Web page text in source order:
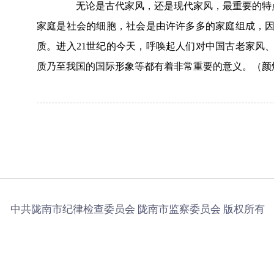
无论是古代家风，还是现代家风，最重要的特
家庭是社会的细胞，社会是由许许多多的家庭组成，
质。进入21世纪的今天，呼唤起人们对中国古老家风
质乃至我国的国际形象等都有着非常重要的意义。（颜
中共陇南市纪律检查委员会 陇南市监察委员会 版权所有